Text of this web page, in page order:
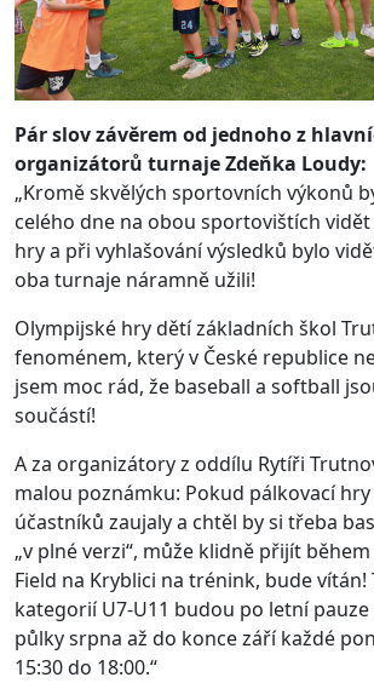
Pár slov závěrem od jednoho z
organizátorů turnaje Zdeňka Loudy:
„Kromě skvělých sportovních výkonů
celého dne na obou sportovištích
hry a při vyhlašování výsledků bylo
oba turnaje náramně užili!
Olympijské hry dětí základních škol
fenoménem, který v České republice
jsem moc rád, že baseball a softball
součástí!
A za organizátory z oddílu Rytíři
malou poznámku: Pokud pálkovací
účastníků zaujaly a chtěl by si třeba
„v plné verzi“, může klidně přijít
Field na Kryblici na trénink, bude vítán!
kategorií U7-U11 budou po letní
půlky srpna až do konce září každé
15:30 do 18:00.“